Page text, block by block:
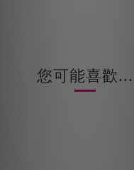
您可能喜歡...